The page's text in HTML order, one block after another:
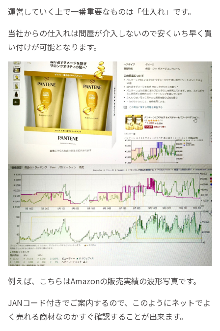
運営していく上で一番重要なものは「仕入れ」です。
当社からの仕入れは問屋が介入しないので安くいち早く買
い付けが可能となります。
例えば、こちらはAmazonの販売実績の波形写真です。
JANコード付きでご案内するので、このようにネットでよ
く売れる商材なのかすぐ確認することが出来ます。